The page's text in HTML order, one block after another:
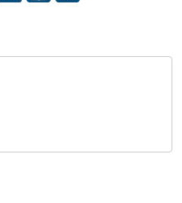
Video